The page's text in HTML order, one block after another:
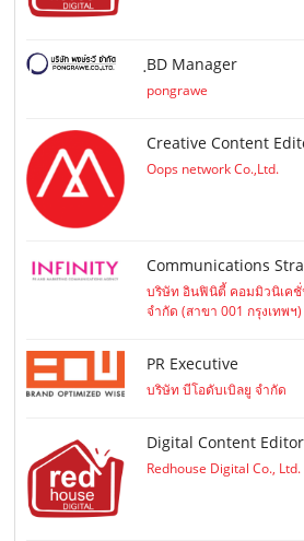
ฺBD Manager
pongrawe
Creative Content
Oops network Co.,Ltd.
Communications
บริษัท อินฟินิตี้ คอมมิวนิเค
จำกัด (สาขา 001 กรุงเทพฯ)
PR Executive
บริษัท บีโอดับเบิลยู จำกัด
Digital Content Editor
Redhouse Digital Co., Ltd.